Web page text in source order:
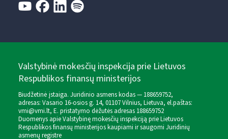
Valstybinė mokesčių inspekcija prie Lietuvos
Respublikos finansų ministerijos
Biudžetinė įstaiga. Juridinio asmens kodas — 188659752,
adresas: Vasario 16-osios g. 14, 01107 Vilnius, Lietuva, el.paštas:
vmi@vmi.lt, E. pristatymo dėžutės adresas 188659752
Duomenys apie Valstybinę mokesčių inspekciją prie Lietuvos
Respublikos finansų ministerijos kaupiami ir saugomi Juridinių
asmenų registre